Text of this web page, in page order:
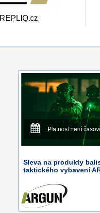
REPLIQ.cz
Platnost není
Sleva na produkty
taktického vybavení